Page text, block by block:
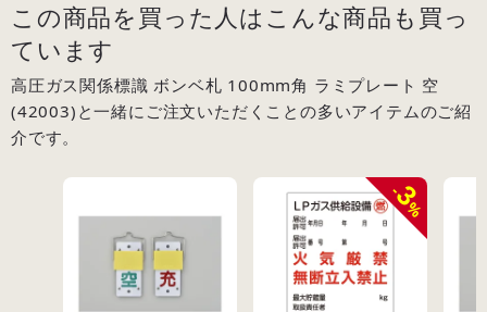
この商品を買った人はこんな商品も買っ
ています
高圧ガス関係標識 ボンベ札 100mm角 ラミプレート 空
(42003)と一緒にご注文いただくことの多いアイテムのご紹
介です。
-
3
%